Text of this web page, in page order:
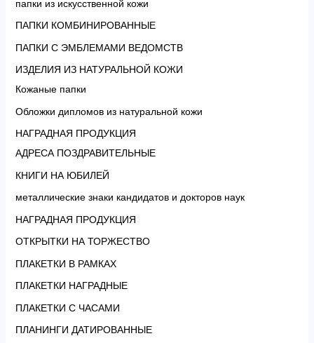
папки из искусственной кожи
ПАПКИ КОМБИНИРОВАННЫЕ
ПАПКИ С ЭМБЛЕМАМИ ВЕДОМСТВ
ИЗДЕЛИЯ ИЗ НАТУРАЛЬНОЙ КОЖИ
Кожаные папки
Обложки дипломов из натуральной кожи
НАГРАДНАЯ ПРОДУКЦИЯ
АДРЕСА ПОЗДРАВИТЕЛЬНЫЕ
КНИГИ НА ЮБИЛЕЙ
металлические знаки кандидатов и докторов наук
НАГРАДНАЯ ПРОДУКЦИЯ
ОТКРЫТКИ НА ТОРЖЕСТВО
ПЛАКЕТКИ В РАМКАХ
ПЛАКЕТКИ НАГРАДНЫЕ
ПЛАКЕТКИ С ЧАСАМИ
ПЛАНИНГИ ДАТИРОВАННЫЕ